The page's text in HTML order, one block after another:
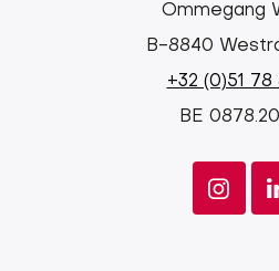
Ommegang
B-8840
+32 (0)51
BE